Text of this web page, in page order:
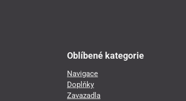
Oblíbené kategorie
Navigace
Doplňky
Zavazadla